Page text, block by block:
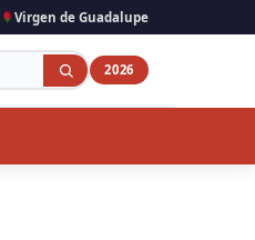
Virgen de Guadalupe
2026